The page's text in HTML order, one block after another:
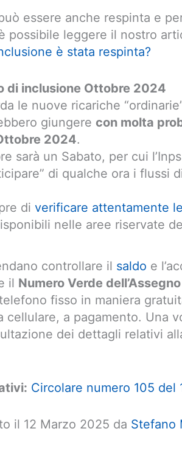
essere anche respinta e
possibile leggere il nostro
è stata respinta?
di inclusione Ottobre 2024
le nuove ricariche
giungere con molta
2024.
sarà un Sabato, per cui
di qualche ora i flussi
di verificare attentamente
nelle aree riservate
controllare il saldo e
il Numero Verde
fisso in maniera
cellulare, a pagamento. Una
dei dettagli relativi
Circolare numero 105 del
il 12 Marzo 2025 da Stefano